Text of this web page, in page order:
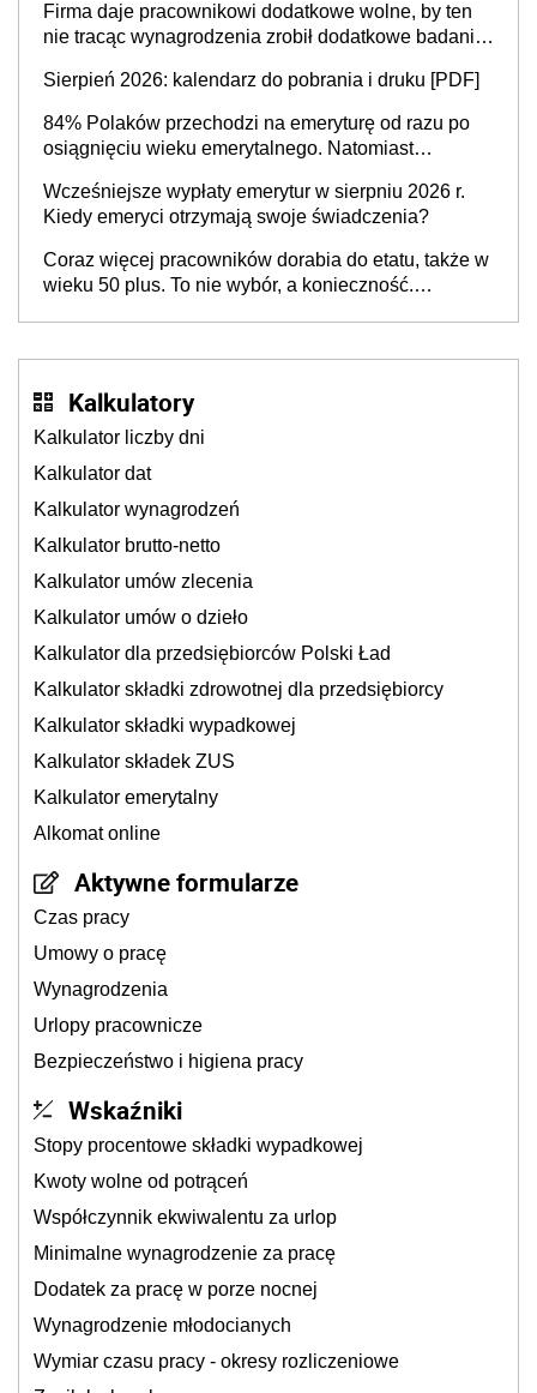
Firma daje pracownikowi dodatkowe wolne, by ten
nie tracąc wynagrodzenia zrobił dodatkowe badania.
Sierpień 2026: kalendarz do pobrania i druku [PDF]
84% Polaków przechodzi na emeryturę od razu po
osiągnięciu wieku emerytalnego. Natomiast
stanie? Pracownicy 45+ to siła napędowa
gospodarki
Wcześniejsze wypłaty emerytur w sierpniu 2026 r.
Kiedy emeryci otrzymają swoje świadczenia?
Coraz więcej pracowników dorabia do etatu, także w
wieku 50 plus. To nie wybór, a konieczność.
Kalkulatory
Kalkulator liczby dni
Kalkulator dat
Kalkulator wynagrodzeń
Kalkulator brutto-netto
Kalkulator umów zlecenia
Kalkulator umów o dzieło
Kalkulator dla przedsiębiorców Polski Ład
Kalkulator składki zdrowotnej dla przedsiębiorcy
Kalkulator składki wypadkowej
Kalkulator składek ZUS
Kalkulator emerytalny
Alkomat online
Aktywne formularze
Czas pracy
Umowy o pracę
Wynagrodzenia
Urlopy pracownicze
Bezpieczeństwo i higiena pracy
Wskaźniki
Stopy procentowe składki wypadkowej
Kwoty wolne od potrąceń
Współczynnik ekwiwalentu za urlop
Minimalne wynagrodzenie za pracę
Dodatek za pracę w porze nocnej
Wynagrodzenie młodocianych
Wymiar czasu pracy - okresy rozliczeniowe